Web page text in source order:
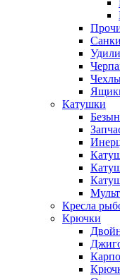
Катушки
Кресла
Крючки